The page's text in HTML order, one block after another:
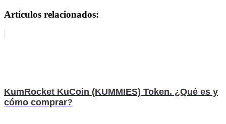
Artículos relacionados:
KumRocket KuCoin (KUMMIES) Token. ¿Qué es y
cómo comprar?